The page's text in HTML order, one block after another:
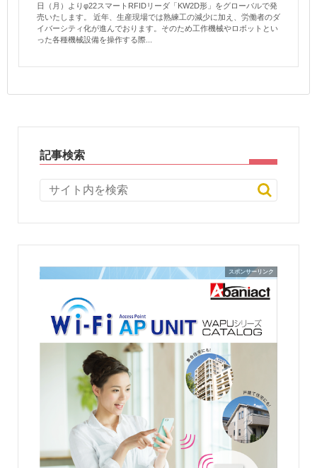
日（月）よりφ22スマートRFIDリーダ「KW2D形」をグローバルで発
売いたします。 近年、生産現場では熟練工の減少に加え、労働者のダ
イバーシティ化が進んでおります。そのため工作機械やロボットとい
った各種機械設備を操作する際...
記事検索